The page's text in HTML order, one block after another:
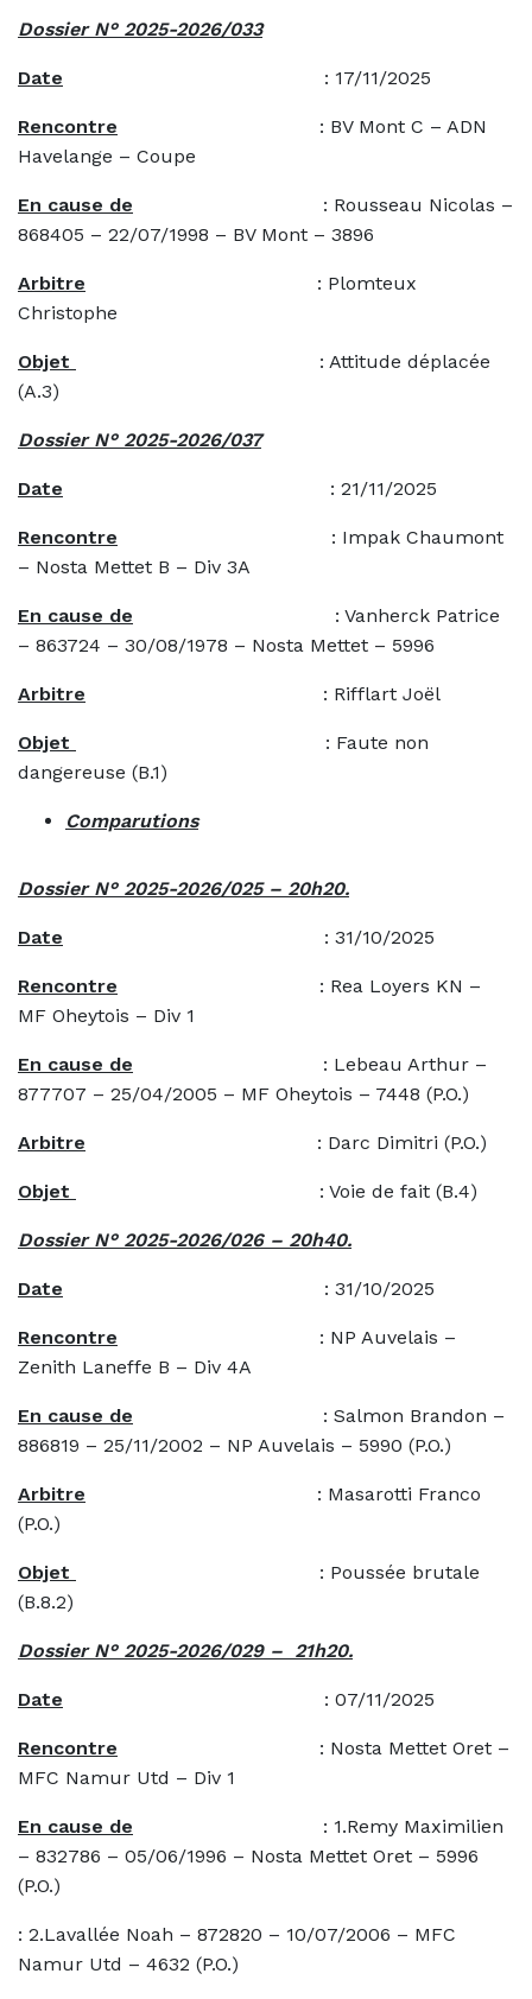
Dossier N° 2025-2026/033
Date : 17/11/2025
Rencontre : BV Mont C – ADN
Havelange – Coupe
En cause de : Rousseau Nicolas –
868405 – 22/07/1998 – BV Mont – 3896
Arbitre : Plomteux
Christophe
Objet
: Attitude déplacée
(A.3)
Dossier N° 2025-2026/037
Date : 21/11/2025
Rencontre : Impak Chaumont
– Nosta Mettet B – Div 3A
En cause de : Vanherck Patrice
– 863724 – 30/08/1978 – Nosta Mettet – 5996
Arbitre : Rifflart Joël
Objet
: Faute non
dangereuse (B.1)
Comparutions
Dossier N° 2025-2026/025 – 20h20.
Date : 31/10/2025
Rencontre : Rea Loyers KN –
MF Oheytois – Div 1
En cause de
: Lebeau Arthur –
877707 – 25/04/2005 – MF Oheytois – 7448 (P.O.)
Arbitre : Darc Dimitri (P.O.)
Objet : Voie de fait (B.4)
Dossier N° 2025-2026/026 – 20h40.
Date : 31/10/2025
Rencontre : NP Auvelais –
Zenith Laneffe B – Div 4A
En cause de
: Salmon Brandon –
886819 – 25/11/2002 – NP Auvelais – 5990 (P.O.)
Arbitre : Masarotti Franco
(P.O.)
Objet
: Poussée brutale
(B.8.2)
Dossier N° 2025-2026/029 – 21h20.
Date : 07/11/2025
Rencontre : Nosta Mettet Oret –
MFC Namur Utd – Div 1
En cause de
: 1.Remy Maximilien
– 832786 – 05/06/1996 – Nosta Mettet Oret – 5996
(P.O.)
: 2.Lavallée Noah – 872820 – 10/07/2006 – MFC
Namur Utd – 4632 (P.O.)